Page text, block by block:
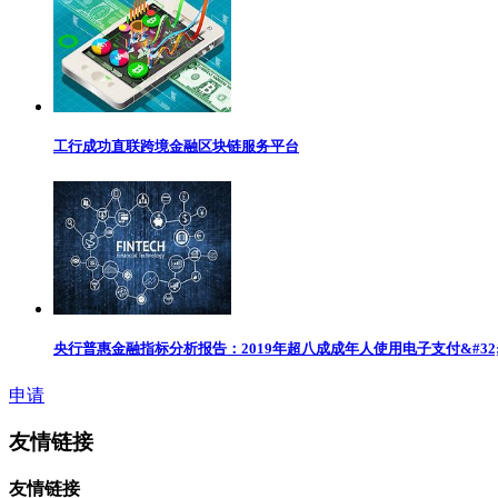
工行成功直联跨境金融区块链服务平台
央行普惠金融指标分析报告：2019年超八成成年人使用电子支付
申请
友情链接
友情链接